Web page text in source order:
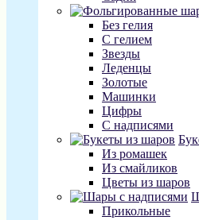
Без гелия
С гелием
Звезды
Леденцы
Золотые
Машинки
Цифры
С надписями
Из ромашек
Из смайликов
Цветы из шаров
Прикольные